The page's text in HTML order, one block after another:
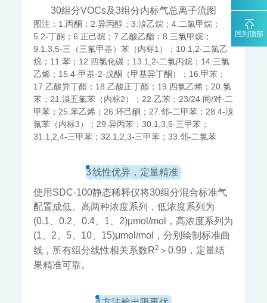
回到顶部
30组分VOCs及3组分内标气总离子流图
图注：1.丙酮；2.异丙醇；3.溴乙烷；4.二氯甲烷；
5.2-丁酮；6.正己烷；7.乙酸乙酯；8.三氯甲烷；
9.1,3,5-三（三氟甲基）苯（内标1）；10.1,2-二氯乙
烷；11.苯；12.四氯化碳；13.1,2-二氯丙烷；14.三氯
乙烯；15.4-甲基-2-戊酮（甲基异丁酮）；16.甲苯；
17.乙酸异丁酯；18.乙酸正丁酯；19.四氯乙烯；20.氯
苯；21.溴五氟苯（内标2）；22.乙苯；23/24.间/对-二
甲苯；25.苯乙烯；26.环己酮；27.邻-二甲苯；28.4-溴
氟苯（内标3）；29.异丙苯；30.1,3,5-三甲苯；
31.1,2,4-三甲苯；32.1,2,3-三甲苯；33.邻-二氯苯
3线性优异，定量精准
使用SDC-100静态稀释仪将30组分混合标准气
配置成低、高两种浓度系列，低浓度系列为
(0.1、0.2、0.4、1、2)μmol/mol，高浓度系列为
(1、2、5、10、15)μmol/mol，分别绘制标准曲
线，所有组分线性相关系数R2＞0.99，定量结
果精准可靠。